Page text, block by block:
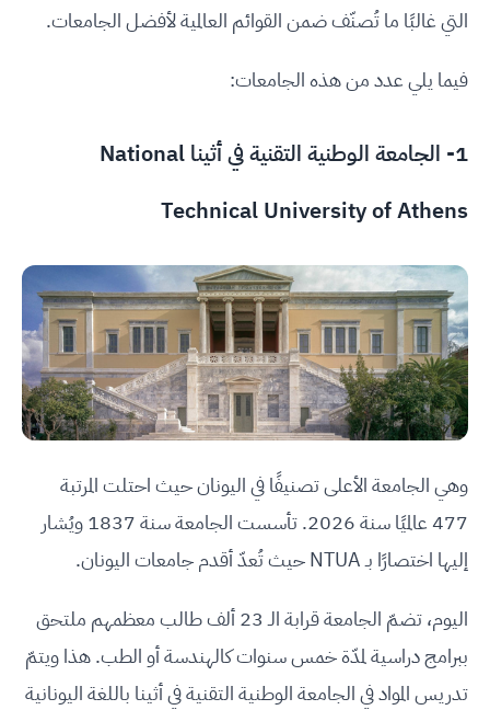
التي غالبًا ما تُصنّف ضمن القوائم العالمية لأفضل الجامعات.
فيما يلي عدد من هذه الجامعات:
1-
الجامعة الوطنية التقنية في أثينا National
Technical University of Athens
وهي الجامعة الأعلى تصنيفًا في اليونان حيث احتلت المرتبة
477 عالميًا سنة 2026. تأسست الجامعة سنة 1837 ويُشار
إليها اختصارًا بـ NTUA حيث تُعدّ أقدم جامعات اليونان.
اليوم، تضمّ الجامعة قرابة الـ 23 ألف طالب معظمهم ملتحق
ببرامج دراسية لمدّة خمس سنوات كالهندسة أو الطب. هذا ويتمّ
تدريس المواد في الجامعة الوطنية التقنية في أثينا باللغة اليونانية